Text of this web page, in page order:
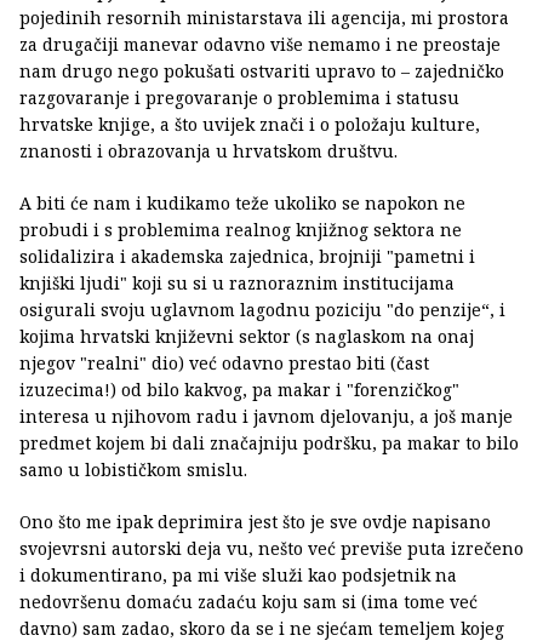
pojedinih resornih ministarstava ili agencija, mi prostora
za drugačiji manevar odavno više nemamo i ne preostaje
nam drugo nego pokušati ostvariti upravo to – zajedničko
razgovaranje i pregovaranje o problemima i statusu
hrvatske knjige, a što uvijek znači i o položaju kulture,
znanosti i obrazovanja u hrvatskom društvu.
A biti će nam i kudikamo teže ukoliko se napokon ne
probudi i s problemima realnog knjižnog sektora ne
solidalizira i akademska zajednica, brojniji "pametni i
knjiški ljudi" koji su si u raznoraznim institucijama
osigurali svoju uglavnom lagodnu poziciju "do penzije“, i
kojima hrvatski književni sektor (s naglaskom na onaj
njegov "realni" dio) već odavno prestao biti (čast
izuzecima!) od bilo kakvog, pa makar i "forenzičkog"
interesa u njihovom radu i javnom djelovanju, a još manje
predmet kojem bi dali značajniju podršku, pa makar to bilo
samo u lobističkom smislu.
Ono što me ipak deprimira jest što je sve ovdje napisano
svojevrsni autorski deja vu, nešto već previše puta izrečeno
i dokumentirano, pa mi više služi kao podsjetnik na
nedovršenu domaću zadaću koju sam si (ima tome već
davno) sam zadao, skoro da se i ne sjećam temeljem kojeg